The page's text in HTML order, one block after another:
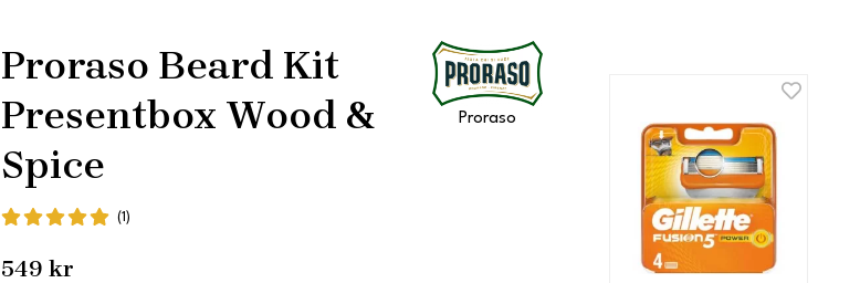
Proraso Beard Kit
Presentbox Wood &
Spice
Proraso
(1)
549 kr